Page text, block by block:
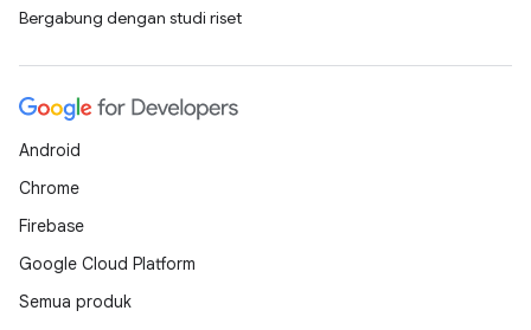
Bergabung dengan studi riset
Android
Chrome
Firebase
Google Cloud Platform
Semua produk